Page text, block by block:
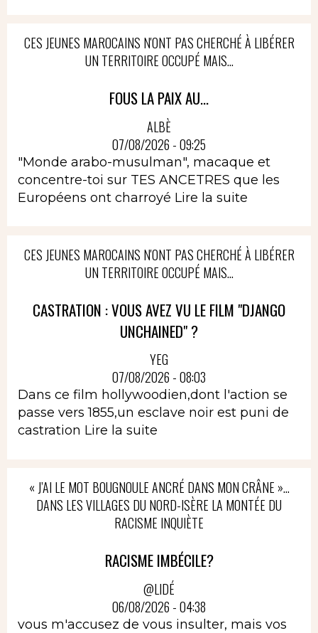
CES JEUNES MAROCAINS N'ONT PAS CHERCHÉ À LIBÉRER
UN TERRITOIRE OCCUPÉ MAIS...
FOUS LA PAIX AU...
ALBÈ
07/08/2026 - 09:25
"Monde arabo-musulman", macaque et
concentre-toi sur TES ANCETRES que les
Européens ont charroyé Lire la suite
CES JEUNES MAROCAINS N'ONT PAS CHERCHÉ À LIBÉRER
UN TERRITOIRE OCCUPÉ MAIS...
CASTRATION : VOUS AVEZ VU LE FILM "DJANGO
UNCHAINED" ?
YEG
07/08/2026 - 08:03
Dans ce film hollywoodien,dont l'action se
passe vers 1855,un esclave noir est puni de
castration Lire la suite
« J’AI LE MOT BOUGNOULE ANCRÉ DANS MON CRÂNE »…
DANS LES VILLAGES DU NORD-ISÈRE LA MONTÉE DU
RACISME INQUIÈTE
RACISME IMBÉCILE?
@LIDÉ
06/08/2026 - 04:38
vous m'accusez de vous insulter, mais vos